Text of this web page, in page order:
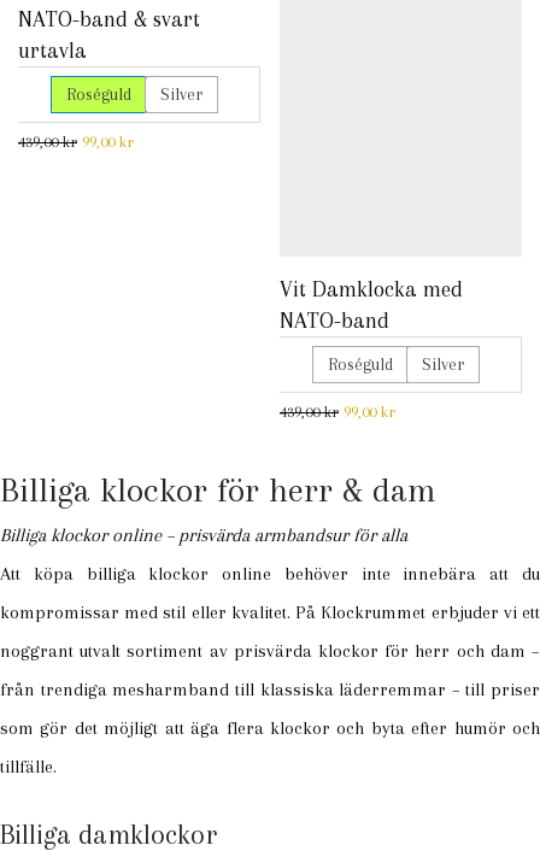
NATO-band & svart
urtavla
Roséguld Silver
439,00kr Det ursprungliga priset var: 439,00 kr.
99,00 krDet nuvarande priset är: 99,00 kr.
Vit Damklocka med
NATO-band
Roséguld Silver
439,00kr Det ursprungliga priset var:
99,00 krDet nuvarande
Billiga klockor för herr & dam
Billiga klockor online – prisvärda armbandsur för alla
Att köpa billiga klockor online behöver inte innebära att du
kompromissar med stil eller kvalitet. På Klockrummet erbjuder vi ett
noggrant utvalt sortiment av prisvärda klockor för herr och dam –
från trendiga mesharmband till klassiska läderremmar – till priser
som gör det möjligt att äga flera klockor och byta efter humör och
tillfälle.
Billiga damklockor